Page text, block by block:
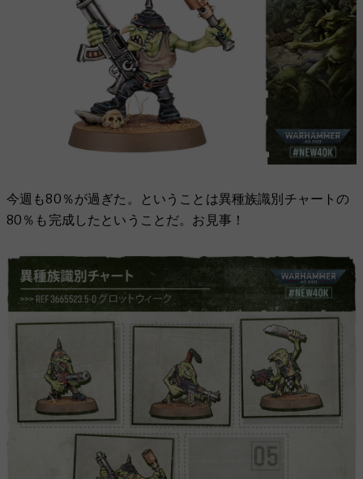
今週も80％が過ぎた。ということは異種族識別チャートの
80％も完成したということだ。お見事！